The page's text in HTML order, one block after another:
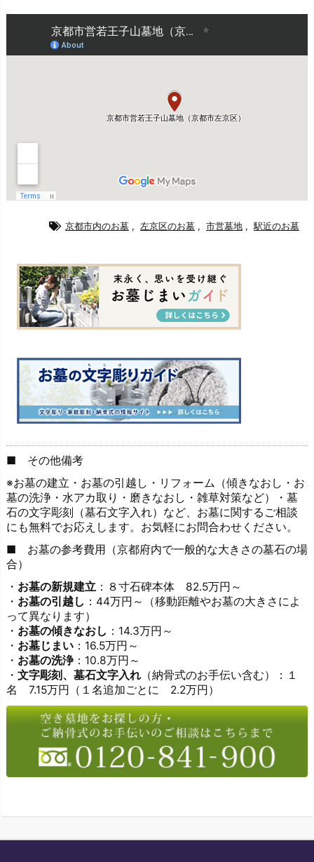
京都市内のお墓 , 左京区のお墓 , 市営墓地 , 駅近のお墓
■ その他備考
※お墓の建立・お墓の引越し・リフォーム（傾きなおし・お
墓の洗浄・水アカ取り・磨きなおし・雑草対策など）・墓
石の文字彫刻（墓石文字入れ）など、お墓に関するご相談
にも無料でお応えします。お気軽にお問合わせください。
■ お墓の参考費用（京都府内で一般的な大きさの墓石の場
合）
・ お墓の新規建立 ：８寸石碑本体 82.5万円～
・ お墓の引越し ：44万円～（移動距離やお墓の大きさによ
って異なります）
・ お墓の傾きなおし ：14.3万円～
・ お墓じまい ：16.5万円～
・ お墓の洗浄 ：10.8万円～
・ 文字彫刻、墓石文字入れ （納骨式のお手伝い含む）：１
名 7.15万円（１名追加ごとに 2.2万円）